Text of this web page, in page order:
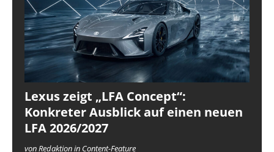
Lexus zeigt „LFA Concept“:
Konkreter Ausblick auf einen neuen
LFA 2026/2027
von Redaktion in Content-Feature